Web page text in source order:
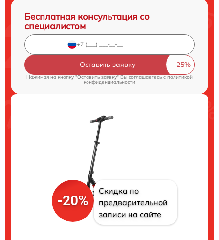
Бесплатная консультация со
специалистом
Оставить заявку
Нажимая на кнопку "Оставить заявку" Вы соглашаетесь cполитикой
конфиденциальности
-20%
Скидка по
предварительной
записи на сайте